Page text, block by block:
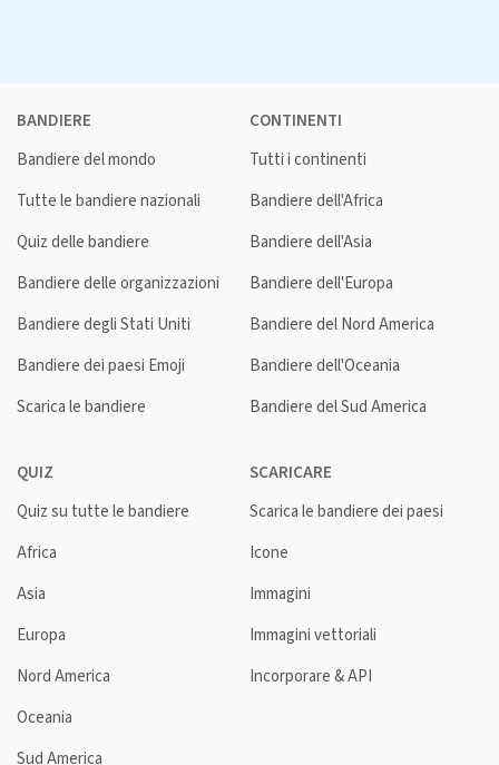
BANDIERE
Bandiere del mondo
Tutte le bandiere nazionali
Quiz delle bandiere
Bandiere delle organizzazioni
Bandiere degli Stati Uniti
Bandiere dei paesi Emoji
Scarica le bandiere
CONTINENTI
Tutti i continenti
Bandiere dell'Africa
Bandiere dell'Asia
Bandiere dell'Europa
Bandiere del Nord America
Bandiere dell'Oceania
Bandiere del Sud America
QUIZ
Quiz su tutte le bandiere
Africa
Asia
Europa
Nord America
Oceania
Sud America
SCARICARE
Scarica le bandiere dei paesi
Icone
Immagini
Immagini vettoriali
Incorporare & API